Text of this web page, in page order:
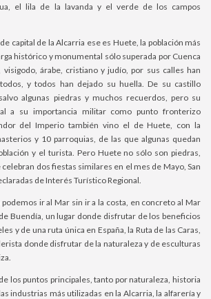
el lila de la lavanda y el verde de los campos
capital de la Alcarria ese es Huete, la población más
histórico y monumental sólo superada por Cuenca
visigodo, árabe, cristiano y judío, por sus calles han
y todos han dejado su huella. De su castillo
algunas piedras y muchos recuerdos, pero su
a su importancia militar como punto fronterizo
del Imperio también vino el de Huete, con la
y 10 parroquias, de las que algunas quedan
y el turista. Pero Huete no sólo son piedras,
dos fiestas similares en el mes de Mayo, San
de Interés Turístico Regional.
ir al Mar sin ir a la costa, en concreto al Mar
Buendía, un lugar donde disfrutar de los beneficios
y de una ruta única en España, la Ruta de las Caras,
donde disfrutar de la naturaleza y de esculturas
los puntos principales, tanto por naturaleza, historia
industrias más utilizadas en la Alcarria, la alfarería y